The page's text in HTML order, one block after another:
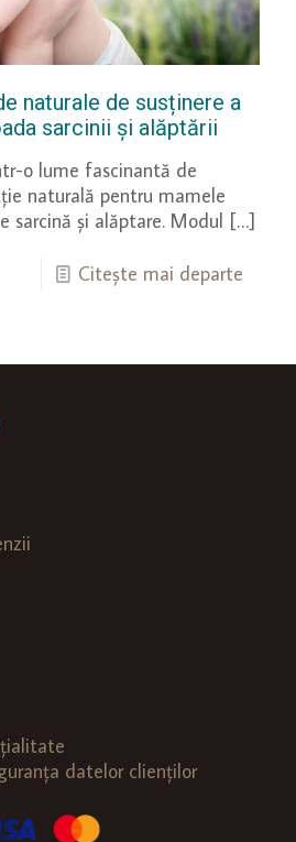
naturale de susținere a
sarcinii și alăptării
fascinantă de
naturală pentru mamele
sarcină și alăptare. Modul […]
Citește mai departe
datelor clienților